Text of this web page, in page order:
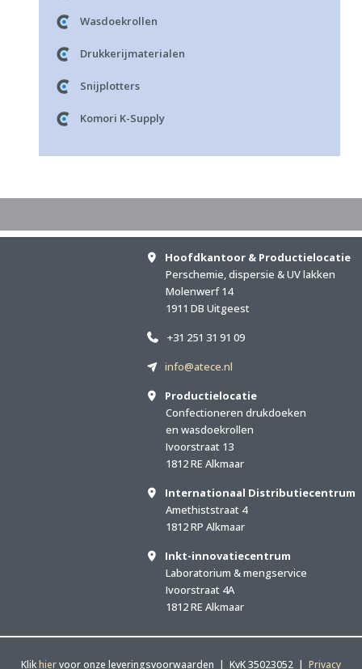
Wasdoekrollen
Drukkerijmaterialen
Snijplotters
Komori K-Supply
Hoofdkantoor & Productielocatie
Perschemie, dispersie & UV lakken
Molenwerf 14
1911 DB Uitgeest
+31 251 31 91 09
info@atece.nl
Productielocatie
Confectioneren drukdoeken
en wasdoekrollen
Ivoorstraat 13
1812 RE Alkmaar
Internationaal Distributiecentrum
Amethiststraat 4
1812 RP Alkmaar
Inkt-innovatiecentrum
Laboratorium & mengservice
Ivoorstraat 4A
1812 RE Alkmaar
Klikhiervoor onze leveringsvoorwaarden | KvK 35023052 | Privacy